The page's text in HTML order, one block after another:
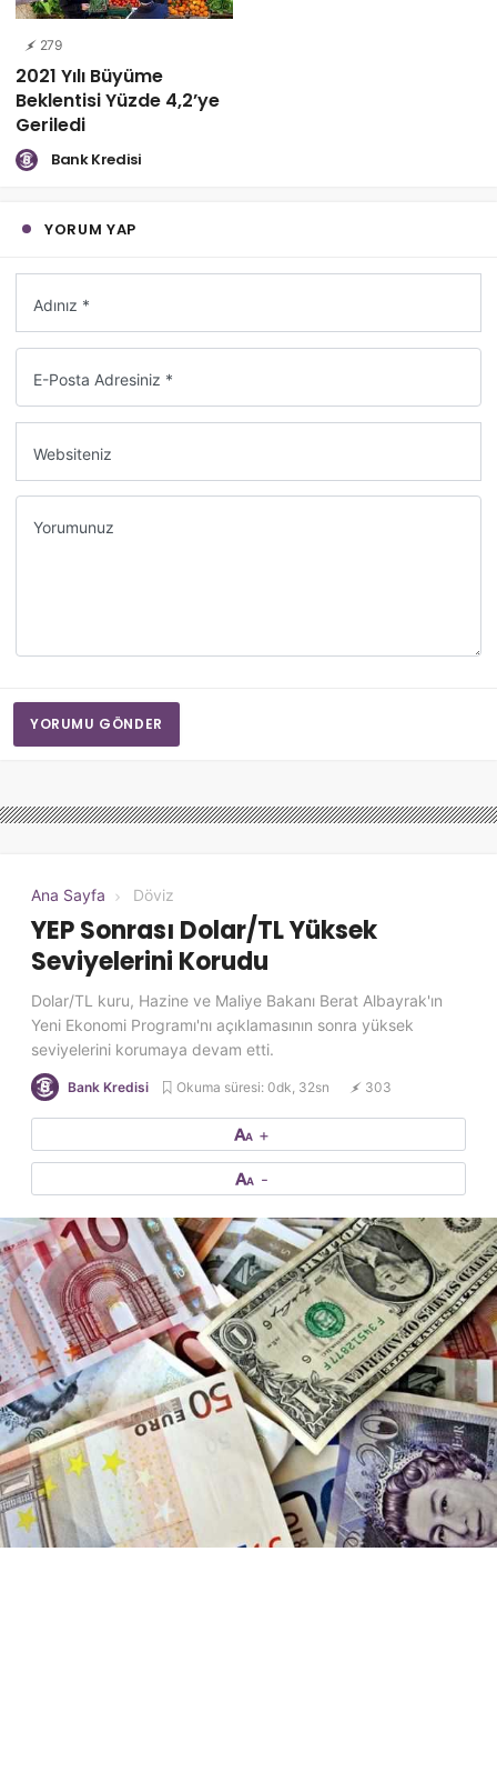
279
2021 Yılı Büyüme
Beklentisi Yüzde 4,2’ye
Geriledi
Bank Kredisi
YORUM YAP
Adınız *
E-Posta Adresiniz *
Websiteniz
Yorumunuz
YORUMU GÖNDER
Ana Sayfa Döviz
YEP Sonrası Dolar/TL Yüksek
Seviyelerini Korudu
Dolar/TL kuru, Hazine ve Maliye Bakanı Berat Albayrak'ın
Yeni Ekonomi Programı'nı açıklamasının sonra yüksek
seviyelerini korumaya devam etti.
Bank Kredisi Okuma süresi: 0dk, 32sn 303
+
-